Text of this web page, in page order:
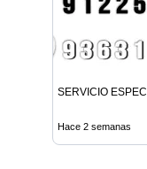
SERVICIO
Hace 2 semanas